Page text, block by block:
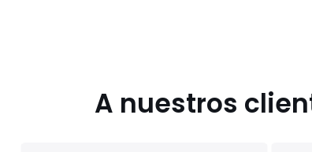
A nuestros